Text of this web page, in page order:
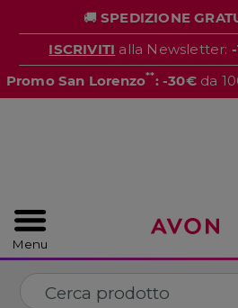
🚚 SPEDIZIONE
ISCRIVITI alla Newsletter:
Promo San Lorenzo**: -30€da
Menu